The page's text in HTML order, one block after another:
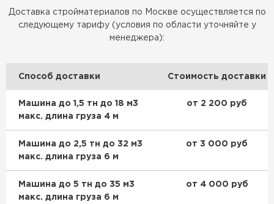
Доставка стройматериалов по Москве осуществляется по
следующему тарифу (условия по области уточняйте у
менеджера):
Способ доставки Стоимость доставки
Машина до 1,5 тн до 18 м3
макс. длина груза 4 м
от 2 200 руб
Машина до 2,5 тн до 32 м3
макс. длина груза 6 м
от 3 000 руб
Машина до 5 тн до 35 м3
макс. длина груза 6 м
от 4 000 руб